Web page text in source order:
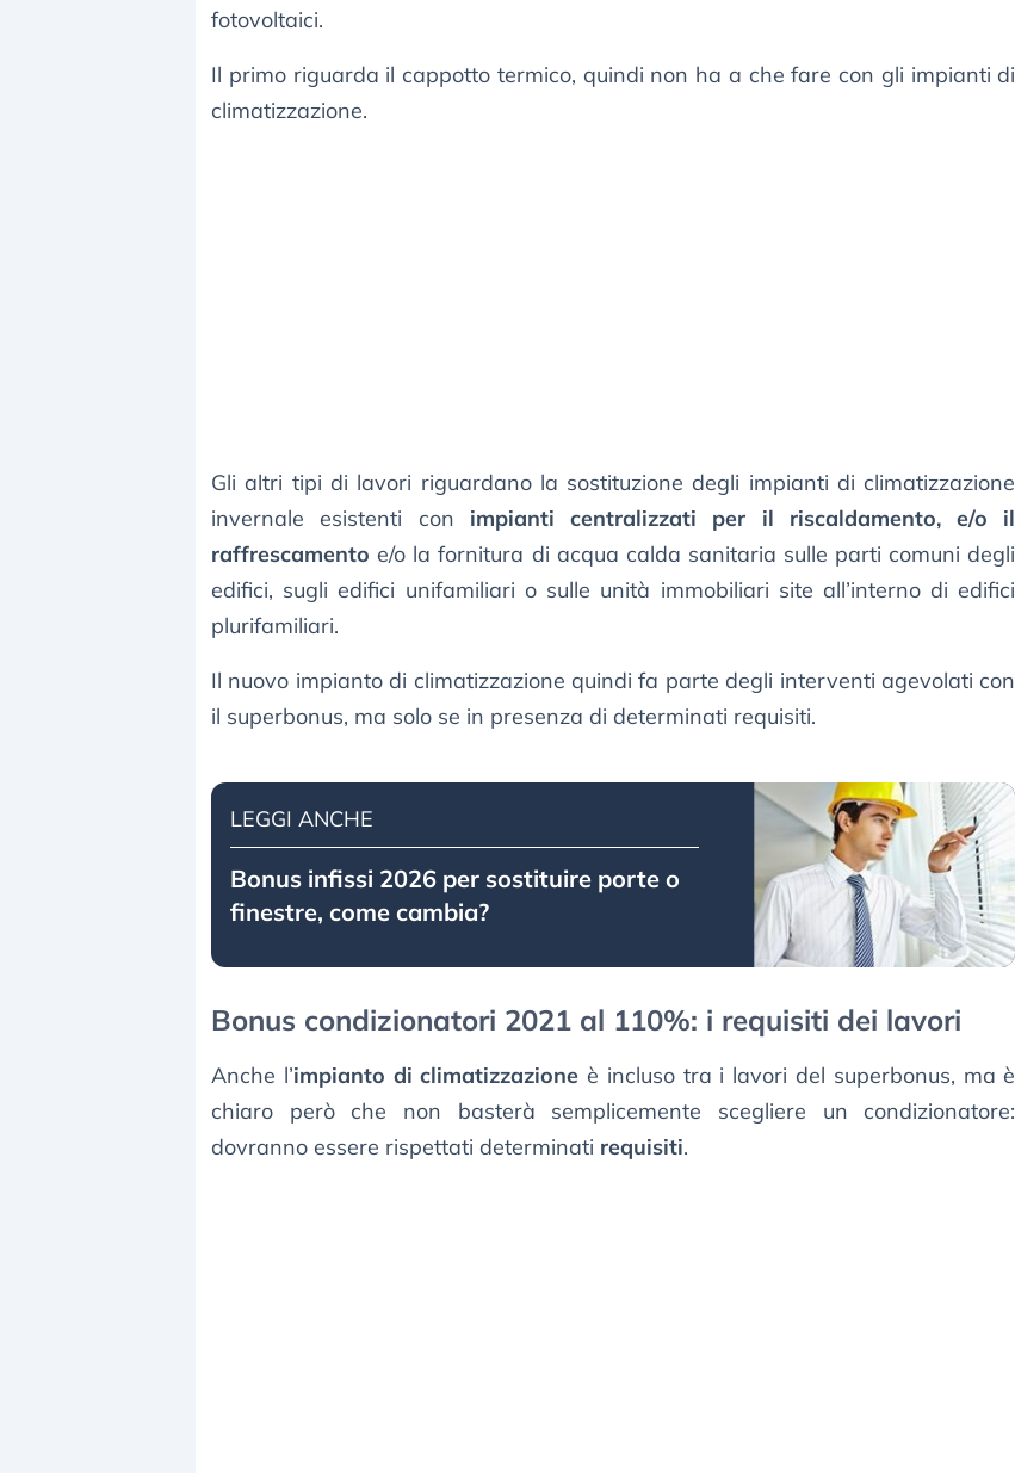
fotovoltaici.
Il primo riguarda il cappotto termico, quindi non ha a che fare con gli impianti di
climatizzazione.
Gli altri tipi di lavori riguardano la sostituzione degli impianti di climatizzazione
invernale esistenti con impianti centralizzati per il riscaldamento, e/o il
raffrescamento e/o la fornitura di acqua calda sanitaria sulle parti comuni degli
edifici, sugli edifici unifamiliari o sulle unità immobiliari site all’interno di edifici
plurifamiliari.
Il nuovo impianto di climatizzazione quindi fa parte degli interventi agevolati con
il superbonus, ma solo se in presenza di determinati requisiti.
LEGGI ANCHE
Bonus infissi 2026 per sostituire porte o
finestre, come cambia?
Bonus condizionatori 2021 al 110%: i requisiti dei lavori
Anche l’impianto di climatizzazione è incluso tra i lavori del superbonus, ma è
chiaro però che non basterà semplicemente scegliere un condizionatore:
dovranno essere rispettati determinati requisiti.